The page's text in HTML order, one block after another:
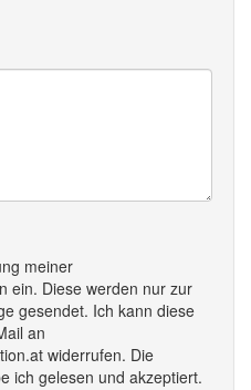
meiner
ein. Diese werden nur zur
gesendet. Ich kann diese
an
widerrufen. Die
ich gelesen und akzeptiert.